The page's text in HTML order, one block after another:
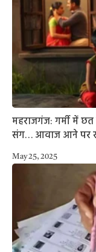
महराजगंज: गर्मी में
संग… आवाज आने पर
May 25, 2025